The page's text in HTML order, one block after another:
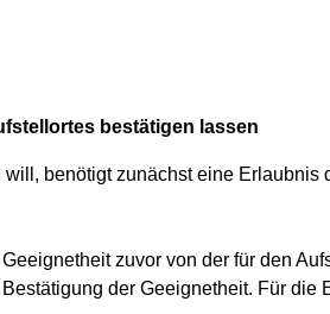
bestätigen lassen
benötigt zunächst eine Erlaubnis
zuvor von der für den
der Geeignetheit. Für die